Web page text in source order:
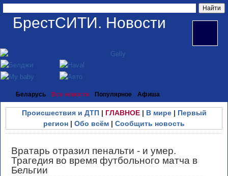
БрестСИТИ. Новости
Беларусь Все новости Популярное Афиша
Происшествия и ДТП| ГЛАВНОЕ| В мире| Первый
регион | Обо всём | Сообщить новость
Вратарь отразил пенальти - и умер.
Трагедия во время футбольного матча в
Бельгии